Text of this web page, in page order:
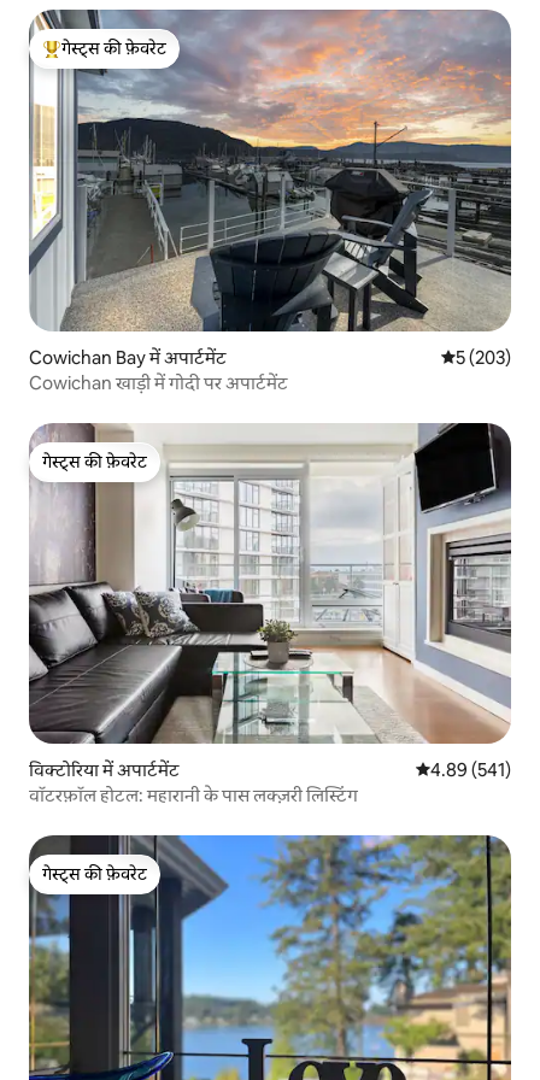
गेस्ट्स का टॉप फ़ेवरेट
गेस्ट्स की फ़ेवरेट
Cowichan Bay में अपार्टमेंट औसत रेटिंग 5
5 (203)
Cowichan खाड़ी में गोदी पर अपार्टमेंट
गेस्ट्स की फ़ेवरेट
गेस्ट्स की फ़ेवरेट
विक्टोरिया में अपार्टमेंट औसत रेटिंग 5 में से
4.89 (541)
वॉटरफ़ॉल होटल: महारानी के पास लक्ज़री लिस्टिंग
गेस्ट्स की फ़ेवरेट
गेस्ट्स की फ़ेवरेट